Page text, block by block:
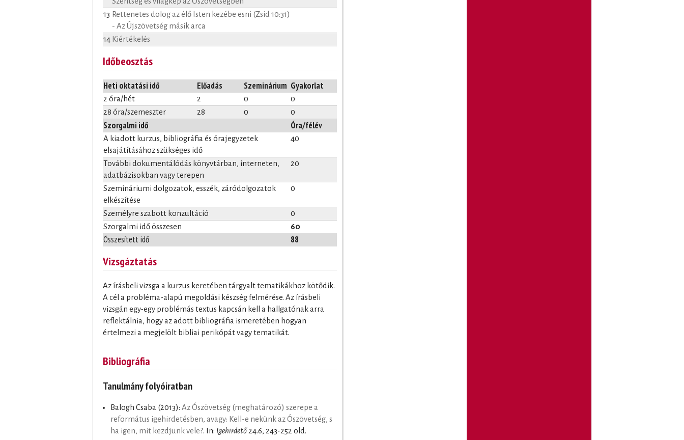
13 Rettenetes dolog az élő Isten kezébe esni (Zsid 10:31)
- Az Újszövetség másik arca
14 Kiértékelés
Időbeosztás
Heti oktatási idő Előadás Szeminárium Gyakorlat
2 óra/hét 2 0
0
28 óra/szemeszter
28 0 0
Szorgalmi idő Óra/félév
Összesített idő 88
A kiadott kurzus, bibliográfia és órajegyzetek
elsajátításához szükséges idő
40
További dokumentálódás könyvtárban, interneten,
adatbázisokban vagy terepen
20
Szemináriumi dolgozatok, esszék, záródolgozatok
elkészítése
0
Személyre szabott konzultáció
0
Szorgalmi idő összesen
60
Vizsgáztatás
Az írásbeli vizsga a kurzus keretében tárgyalt tematikákhoz kötődik.
A cél a probléma-alapú megoldási készség felmérése. Az írásbeli
vizsgán egy-egy problémás textus kapcsán kell a hallgatónak arra
reflektálnia, hogy az adott bibliográfia ismeretében hogyan
értelmezi a megjelölt bibliai perikópát vagy tematikát.
Bibliográfia
Tanulmány folyóiratban
Balogh Csaba (2013): Az Ószövetség (meghatározó) szerepe a
református igehirdetésben, avagy: Kell-e nekünk az Ószövetség, s
ha igen, mit kezdjünk vele?. In: Igehirdető24.6, 243-252 old.